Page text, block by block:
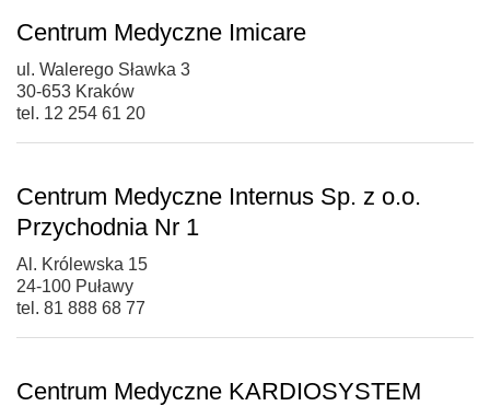
Centrum Medyczne Imicare
ul. Walerego Sławka 3
30-653 Kraków
tel. 12 254 61 20
Centrum Medyczne Internus Sp. z o.o.
Przychodnia Nr 1
Al. Królewska 15
24-100 Puławy
tel. 81 888 68 77
Centrum Medyczne KARDIOSYSTEM